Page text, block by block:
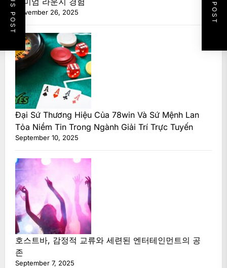
November 26, 2025
Đại Sứ Thương Hiệu Của 78win Và Sứ Mệnh Lan
Tỏa Niềm Tin Trong Ngành Giải Trí Trực Tuyến
September 10, 2025
호스트바, 감정적 교류와 세련된 엔터테인먼트의 공
존
September 7, 2025